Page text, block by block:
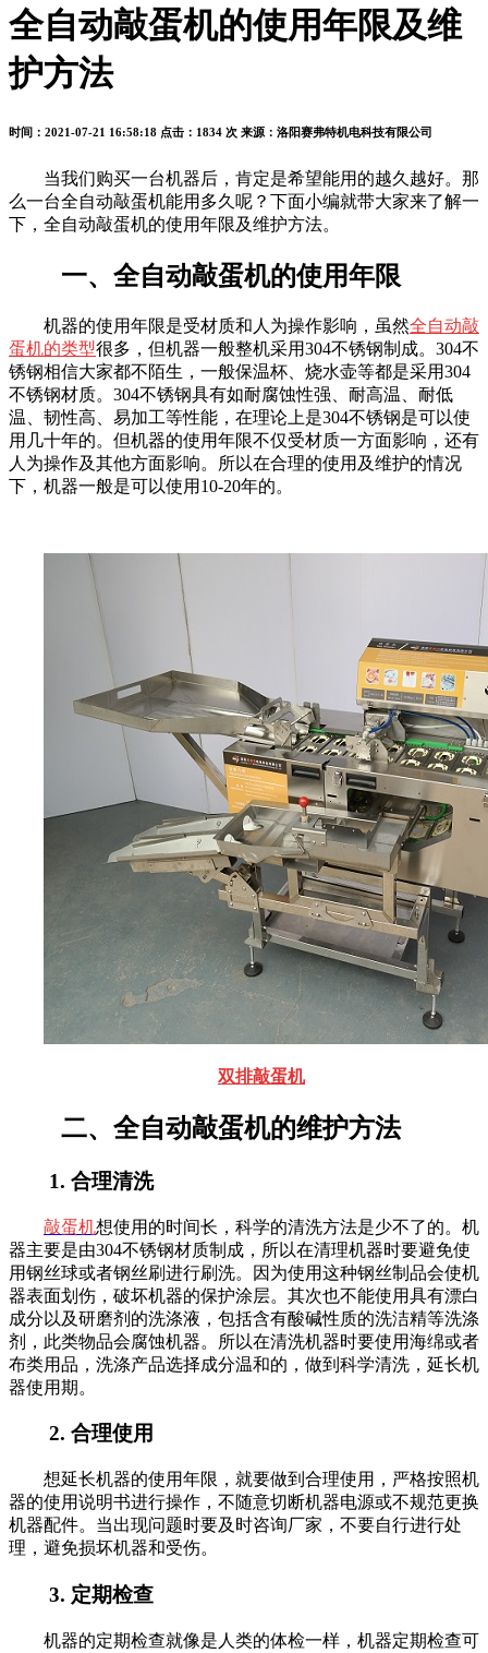
全自动敲蛋机的使用年限及维
护方法
时间：2021-07-21 16:58:18 点击：1834 次 来源：洛阳赛弗特机电科技有限公司
当我们购买一台机器后，肯定是希望能用的越久越好。那
么一台全自动敲蛋机能用多久呢？下面小编就带大家来了解一
下，全自动敲蛋机的使用年限及维护方法。
一、全自动敲蛋机的使用年限
机器的使用年限是受材质和人为操作影响，虽然全自动敲
蛋机的类型很多，但机器一般整机采用304不锈钢制成。304不
锈钢相信大家都不陌生，一般保温杯、烧水壶等都是采用304
不锈钢材质。304不锈钢具有如耐腐蚀性强、耐高温、耐低
温、韧性高、易加工等性能，在理论上是304不锈钢是可以使
用几十年的。但机器的使用年限不仅受材质一方面影响，还有
人为操作及其他方面影响。所以在合理的使用及维护的情况
下，机器一般是可以使用10-20年的。
双排敲蛋机
二、全自动敲蛋机的维护方法
1. 合理清洗
敲蛋机想使用的时间长，科学的清洗方法是少不了的。机
器主要是由304不锈钢材质制成，所以在清理机器时要避免使
用钢丝球或者钢丝刷进行刷洗。因为使用这种钢丝制品会使机
器表面划伤，破坏机器的保护涂层。其次也不能使用具有漂白
成分以及研磨剂的洗涤液，包括含有酸碱性质的洗洁精等洗涤
剂，此类物品会腐蚀机器。所以在清洗机器时要使用海绵或者
布类用品，洗涤产品选择成分温和的，做到科学清洗，延长机
器使用期。
2. 合理使用
想延长机器的使用年限，就要做到合理使用，严格按照机
器的使用说明书进行操作，不随意切断机器电源或不规范更换
机器配件。当出现问题时要及时咨询厂家，不要自行进行处
理，避免损坏机器和受伤。
3. 定期检查
机器的定期检查就像是人类的体检一样，机器定期检查可